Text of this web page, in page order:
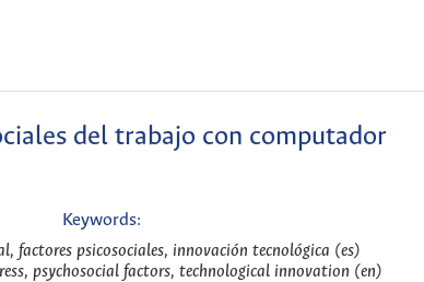
del trabajo con computador
Keywords:
factores psicosociales, innovación tecnológica (es)
psychosocial factors, technological innovation (en)